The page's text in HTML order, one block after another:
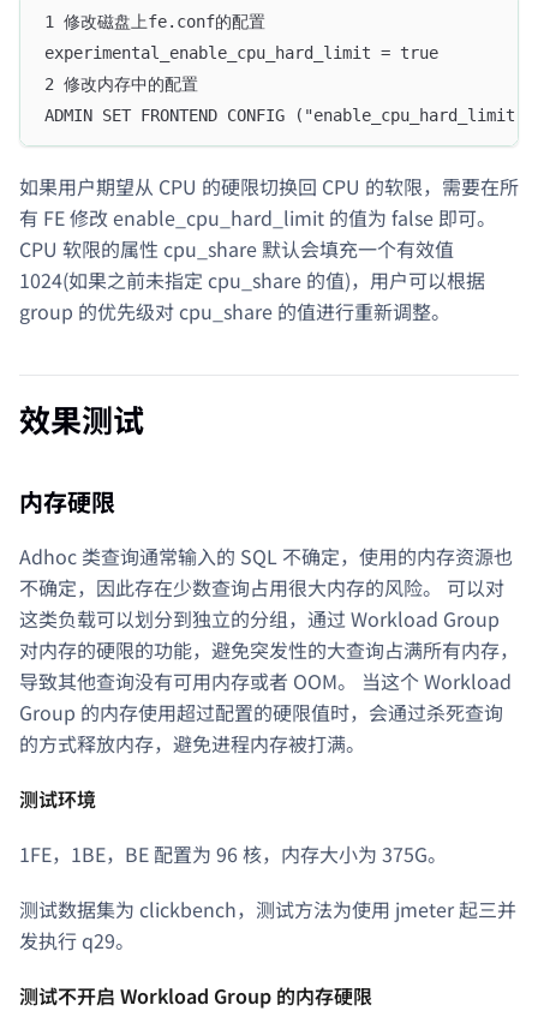
1 修改磁盘上fe.conf的配置
experimental_enable_cpu_hard_limit = true
2 修改内存中的配置
ADMIN SET FRONTEND CONFIG
如果用户期望从 CPU 的硬限切换回 CPU 的软限，需要在所
有 FE 修改 enable_cpu_hard_limit 的值为 false 即可。
CPU 软限的属性 cpu_share 默认会填充一个有效值
1024(如果之前未指定 cpu_share 的值)，用户可以根据
group 的优先级对 cpu_share 的值进行重新调整。
效果测试
内存硬限
Adhoc 类查询通常输入的 SQL 不确定，使用的内存资源也
不确定，因此存在少数查询占用很大内存的风险。 可以对
这类负载可以划分到独立的分组，通过 Workload Group
对内存的硬限的功能，避免突发性的大查询占满所有内存，
导致其他查询没有可用内存或者 OOM。 当这个 Workload
Group 的内存使用超过配置的硬限值时，会通过杀死查询
的方式释放内存，避免进程内存被打满。
测试环境
1FE，1BE，BE 配置为 96 核，内存大小为 375G。
测试数据集为 clickbench，测试方法为使用 jmeter 起三并
发执行 q29。
测试不开启 Workload Group 的内存硬限